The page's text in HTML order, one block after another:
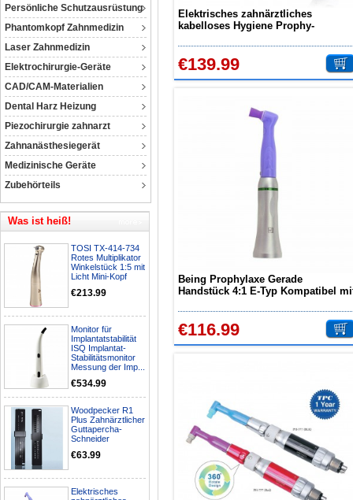
Persönliche Schutzausrüstung
Phantomkopf Zahnmedizin
Laser Zahnmedizin
Elektrochirurgie-Geräte
CAD/CAM-Materialien
Dental Harz Heizung
Piezochirurgie zahnarzt
Zahnanästhesiegerät
Medizinische Geräte
Zubehörteils
Was ist heiß!
TOSI TX-414-734
Rotes Multiplikator
Winkelstück 1:5 mit
Licht Mini-Kopf
€213.99
Monitor für
Implantatstabilität
ISQ Implantat-
Stabilitätsmonitor
Messung der Imp...
€534.99
Woodpecker R1
Plus Zahnärztlicher
Guttapercha-
Schneider
€63.99
Elektrisches
Nationalfeiertagsangebot
Aufbereitung rotierender
Instrumente
Welche Zahnbleaching-
Methoden gibt es?
Was ist bei der Aufbereitung von
Elektrisches zahnärztliches
kabelloses Hygiene Prophy-
Einstellungen
€139.99
Being Prophylaxe Gerade
Handstück 4:1 E-Typ Kompatibel
€116.99